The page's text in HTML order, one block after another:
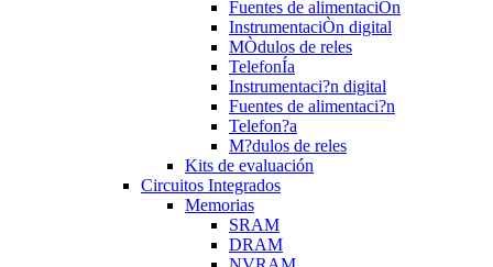
Fuentes de alimentaciÒn
InstrumentaciÒn digital
MÒdulos de reles
TelefonÍa
Instrumentaci?n digital
Fuentes de alimentaci?n
Telefon?a
M?dulos de reles
Kits de evaluación
Circuitos Integrados
Memorias
SRAM
DRAM